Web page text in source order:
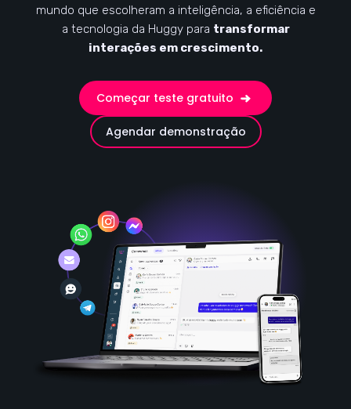
mundo que escolheram a inteligência, a eficiência e
a tecnologia da Huggy para transformar
interações em crescimento.
Começar teste gratuito
Agendar demonstração